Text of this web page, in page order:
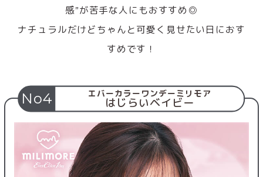
感”が苦手な人にもおすすめ◎
ナチュラルだけどちゃんと可愛く見せたい日におす
すめです！
No4 エバーカラーワンデーミリモア
はじらいベイビー